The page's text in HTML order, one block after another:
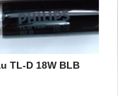
TL-D 18W BLB